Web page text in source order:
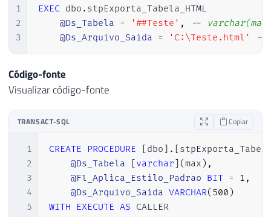
61
62
64
66
67
68
69
70
@Ds_Saida =
'<html>
<head>
    <title>Titulo</title>
table { padding:0; border-
thead { background: #00B050;
        tr { padding: 0; }
    </style>
</head>'
END
1
2
3
EXEC dbo . stpExporta_Tabela_HTML
@Ds_Tabela = '##Teste' ,
--
@Ds_Arquivo_Saida = 'C:\Teste.html' --
Código-fonte
Visualizar código-fonte
TRANSACT-SQL Copiar
1
2
3
4
5
CREATE PROCEDURE [dbo] . [
@Ds_Tabela
[varchar] (max ) ,
@Fl_Aplica_Estilo_Padrao BIT = 1 ,
@Ds_Arquivo_Saida VARCHAR( 500 )
WITH
EXECUTE AS
CALLER